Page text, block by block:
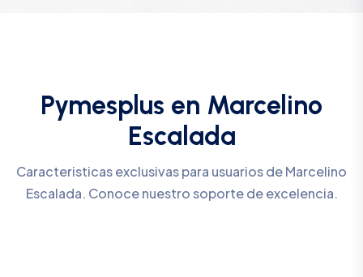
Pymesplus en Marcelino
Escalada
Caracteristicas exclusivas para usuarios de Marcelino
Escalada. Conoce nuestro soporte de excelencia.